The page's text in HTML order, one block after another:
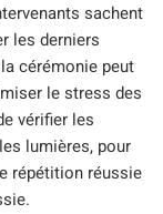
sachent
les derniers
cérémonie peut
le stress des
vérifier les
lumières, pour
répétition réussie